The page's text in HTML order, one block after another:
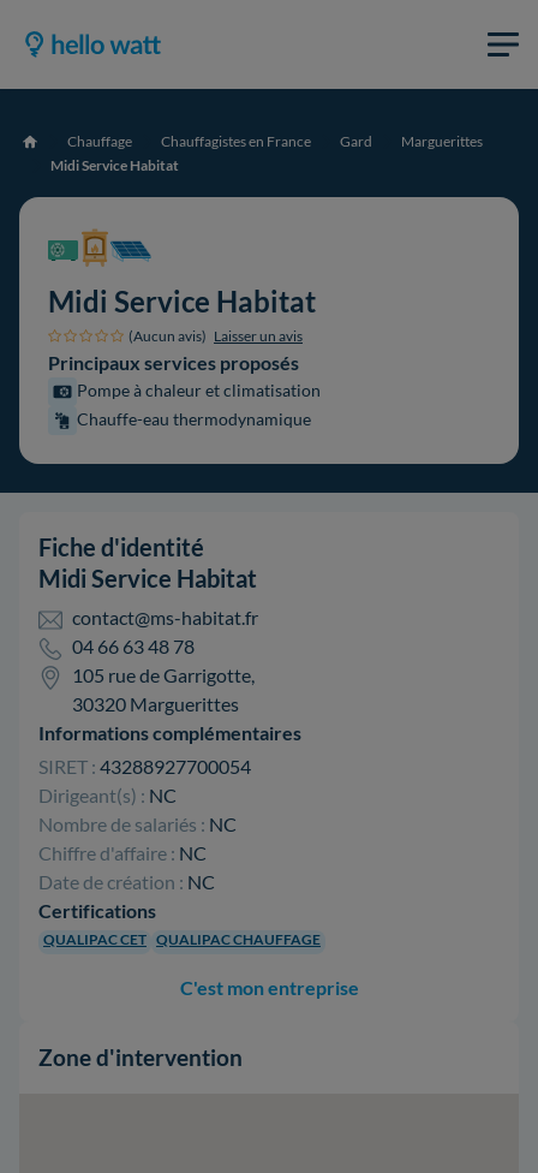
Accueil Chauffage Chauffagistes en France Gard
Marguerittes
Midi Service Habitat
Midi Service Habitat
(Aucun avis) Laisser un avis
Principaux services proposés
Pompe à chaleur et climatisation
Chauffe-eau thermodynamique
Fiche d'identité
Midi Service Habitat
contact@ms-habitat.fr
04 66 63 48 78
105 rue de Garrigotte,
30320 Marguerittes
Informations complémentaires
SIRET : 43288927700054
Dirigeant(s) : NC
Nombre de salariés : NC
Chiffre d'affaire : NC
Date de création : NC
Certifications
QUALIPAC CET QUALIPAC CHAUFFAGE
C'est mon entreprise
Zone d'intervention